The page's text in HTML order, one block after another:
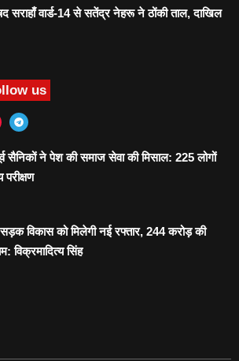
सराहाँ वार्ड-14 से सतेंद्र नेहरू ने ठोंकी ताल, दाखिल
us
सैनिकों ने पेश की समाज सेवा की मिसाल: 225 लोगों
विकास को मिलेगी नई रफ्तार, 244 करोड़ की
विक्रमादित्य सिंह